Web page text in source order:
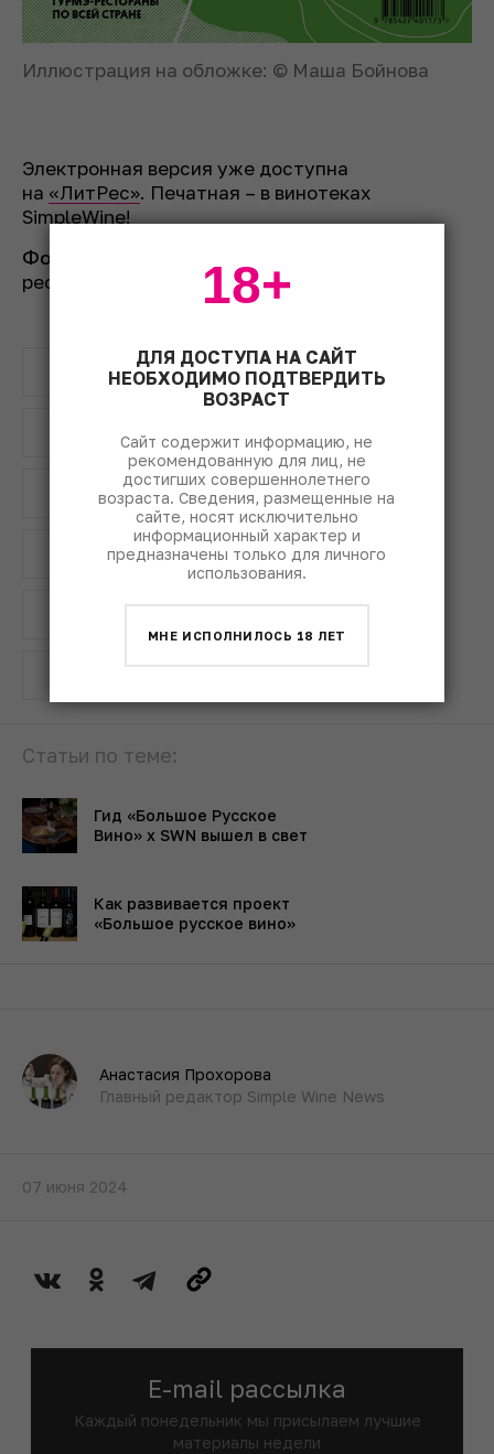
Иллюстрация на обложке: © Маша Бойнова
Электронная версия уже доступна
на «ЛитРес». Печатная – в винотеках
SimpleWine!
Фото на обложке:
ресторана «Шануар».
Simple Wine News
большое русское вино вино
big russian wine russian wine
российское вино
Статьи по теме:
Гид «Большое Русское
Вино» х SWN вышел в свет
Как развивается проект
«Большое русское вино»
Анастасия Прохорова
Главный редактор Simple Wine News
07 июня 2024
E-mail рассылка
Каждый понедельник мы присылаем лучшие
материалы недели
ДЛЯ ДОСТУПА НА САЙТ
НЕОБХОДИМО ПОДТВЕРДИТЬ
ВОЗРАСТ
Сайт содержит информацию, не
рекомендованную для лиц, не
достигших совершеннолетнего
возраста. Сведения, размещенные на
сайте, носят исключительно
информационный характер и
предназначены только для личного
использования.
МНЕ ИСПОЛНИЛОСЬ 18 ЛЕТ
18+